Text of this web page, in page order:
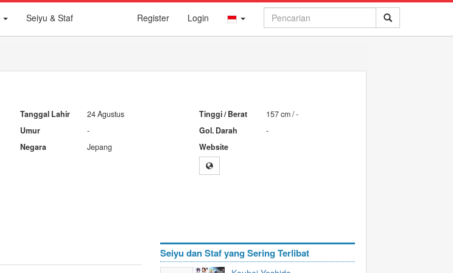
Register Login
Seiyu & Staf
Tanggal Lahir
24 Agustus
Umur
-
Negara
Jepang
Tinggi / Berat
157 cm / -
Gol. Darah
-
Website
Seiyu dan Staf yang Sering Terlibat